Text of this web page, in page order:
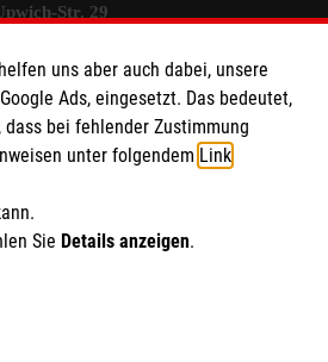
Str. 29
91900
uns aber auch dabei, unsere
Ads, eingesetzt. Das bedeutet,
bei fehlender Zustimmung
unter folgendem Link
Sie Details anzeigen.